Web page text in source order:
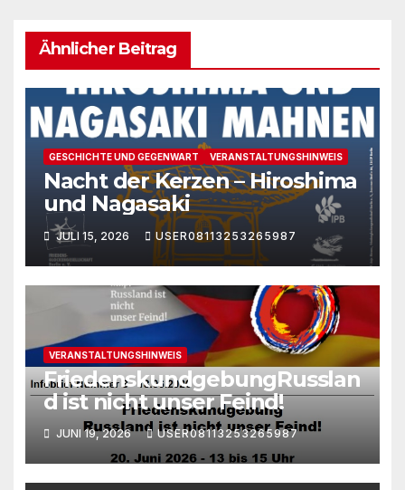
Ähnlicher Beitrag
GESCHICHTE UND GEGENWART VERANSTALTUNGSHINWEIS
Nacht der Kerzen – Hiroshima
und Nagasaki
JULI 15, 2026 USER08113253265987
VERANSTALTUNGSHINWEIS
FriedenskundgebungRusslan
d ist nicht unser Feind!
JUNI 19, 2026 USER08113253265987